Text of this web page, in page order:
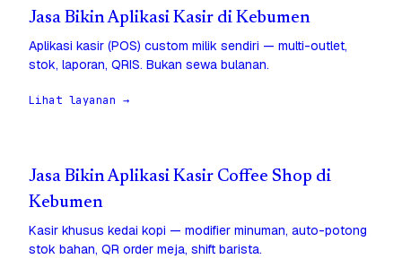
Jasa Bikin Aplikasi Kasir di Kebumen
Aplikasi kasir (POS) custom milik sendiri — multi-outlet,
stok, laporan, QRIS. Bukan sewa bulanan.
Lihat layanan →
Jasa Bikin Aplikasi Kasir Coffee Shop di
Kebumen
Kasir khusus kedai kopi — modifier minuman, auto-potong
stok bahan, QR order meja, shift barista.